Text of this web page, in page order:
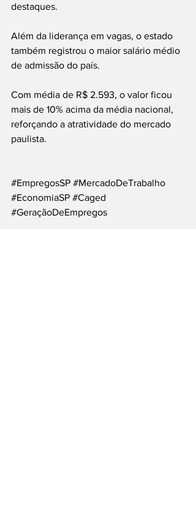
destaques.
Além da liderança em vagas, o estado
também registrou o maior salário médio
de admissão do país.
Com média de R$ 2.593, o valor ficou
mais de 10% acima da média nacional,
reforçando a atratividade do mercado
paulista.
#EmpregosSP #MercadoDeTrabalho
#EconomiaSP #Caged
#GeraçãoDeEmpregos